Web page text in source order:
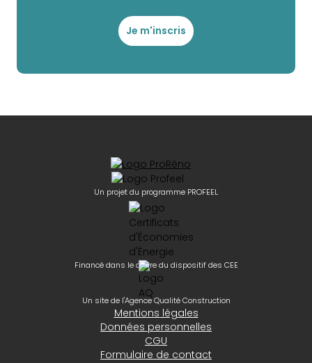
Je m'inscris
Un projet du programme PROFEEL
Financé dans le cadre du dispositif des CEE
Un site de l'Agence Qualité Construction
Mentions légales
Données personnelles
CGU
Formulaire de contact